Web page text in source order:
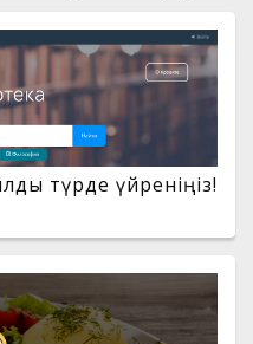
түрде үйреніңіз!